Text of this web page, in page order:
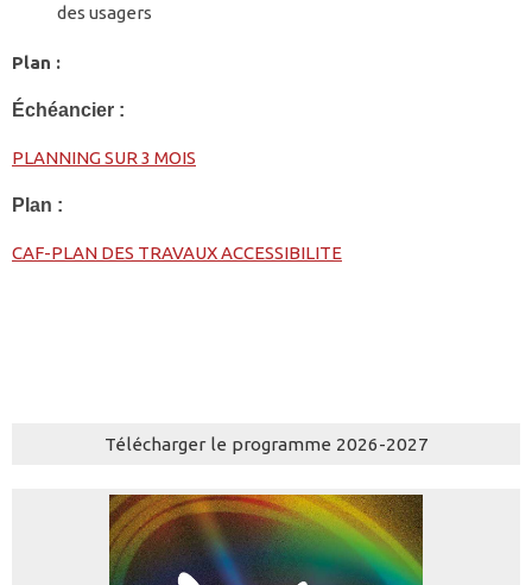
des usagers
Plan :
Échéancier :
PLANNING SUR 3 MOIS
Plan :
CAF-PLAN DES TRAVAUX ACCESSIBILITE
Télécharger le programme 2026-2027